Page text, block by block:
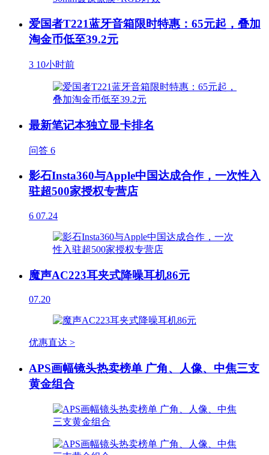
爱国者T221蓝牙音箱限时特惠：65元起，叠加
淘金币低至39.2元
3 10小时前
最新笔记本独立显卡排名
问答 6
影石Insta360与Apple中国达成合作，一次性入
驻超500家授权专营店
6 07.24
魔声AC223耳夹式降噪耳机86元
07.20
优惠直达 >
APS画幅镜头热卖榜单 广角、人像、中焦三支
黄金组合